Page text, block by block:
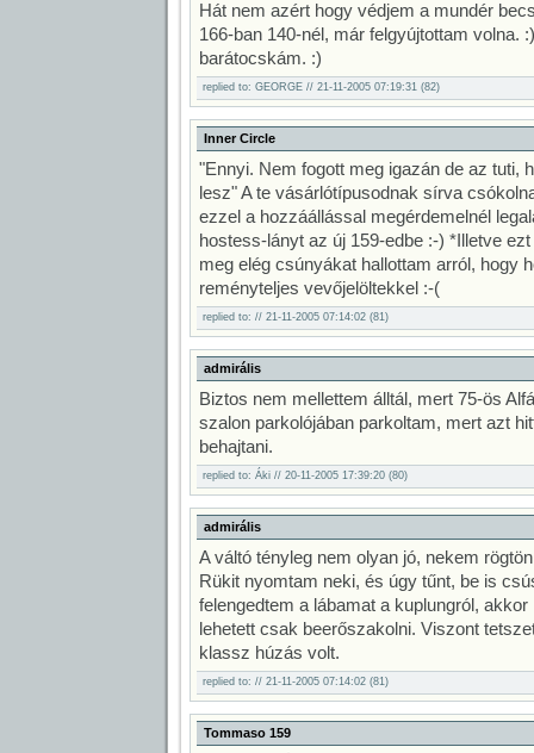
Hát nem azért hogy védjem a mundér
166-ban 140-nél, már felgyújtottam volna.
barátocskám. :)
replied to: GEORGE // 21-11-2005 07:19:31 (82)
Inner Circle
"Ennyi. Nem fogott meg igazán de az tuti,
lesz" A te vásárlótípusodnak sírva
ezzel a hozzáállással megérdemelnél
hostess-lányt az új 159-edbe :-) *Illetve
meg elég csúnyákat hallottam arról, hogy
reményteljes vevőjelöltekkel :-(
replied to: // 21-11-2005 07:14:02 (81)
admirális
Biztos nem mellettem álltál, mert 75-ös
szalon parkolójában parkoltam, mert azt
behajtani.
replied to: Áki // 20-11-2005 17:39:20 (80)
admirális
A váltó tényleg nem olyan jó, nekem
Rükit nyomtam neki, és úgy tűnt, be is
felengedtem a lábamat a kuplungról,
lehetett csak beerőszakolni. Viszont
klassz húzás volt.
replied to: // 21-11-2005 07:14:02 (81)
Tommaso 159